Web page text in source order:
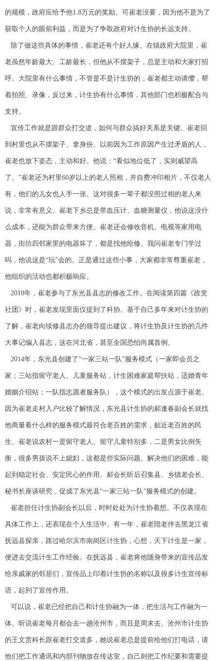
的规模，政府应给予他1.8万元的奖励。可崔老没要，因为他不是为了
获取个人的眼前利益，而是为了争取政府对计生协的长远支持。
除了做这些具体的事情，崔老还有个好人缘。在镇政府大院里，崔
老虽然年龄最大、工龄最长，但他从不摆架子，总是主动和大家打招
呼。大院里有什么事情，不管是不是计生协的，崔老都主动请缨，帮
着拍照、录像，反过来，计生协有什么事情，其他部门也积极配合与
支持。
宣传工作就是跟群众打交道，如何与群众搞好关系是关键。崔老回
到村里也从不摆架子、拿身份。以前因为工作原因产生过矛盾的人，
崔老也放下姿态，主动和好。他说：“看似地位低了，实则威望高
了。”崔老还为村里60岁以上的老人照相，并自费冲印相片，不仅老人
有，他们的儿女也人手一张。这对很多一辈子都没照过相的老人来
说，非常有意义。崔老下乡总是带血压计、血糖测量仪，他说这没什
么成本，还能为群众带来方便。崔老还会修收音机、电视等家用电
器，街坊四邻家里的电器坏了，都是找他给修。我问崔老专门学过
吗，他说这是“玩”会的。正是通过这些小事，大家都非常尊重崔老，
他组织的活动也都积极响应。
2010年，崔老参与了东光县县志的修改工作。在阅读第四篇《政党
社团》时，崔老发现里面仅提到了科协。基于自己多年来对计生协的
了解，崔老向续修县志办的领导提出建议，将计生协及计生协的几件
大事记编入县志，这在河北省，甚至全国恐怕尚属首例。
2014年，东光县创建了“一家三站一队”服务模式（一家即会员之
家；三站指留守老人、儿童服务站，计生困难家庭帮扶站，适婚青年
婚姻介绍站；一队指志愿者服务队），这个模式的出发点源于崔老。
因为崔老走村入户比较了解情况，东光县计生协的郝逢春副会长就找
他商量看什么样的服务模式最符合老百姓的需求，贴近老百姓的民
生。崔老说农村一是留守老人、留守儿童特别多，二是男女比例失
衡，很多男孩说不上媳妇，这都是些实际问题。解决他们的困难，能
起到稳定社会、安定民心的作用。郝会长听后召集县、乡镇老会长、
秘书长座谈研究，促成了东光县“一家三站一队”服务模式的创建。
崔老担任计生协副会长以后，时时处处为计生协着想。不仅表现在
具体工作上，还表现在个人生活中。有一年，崔老陪老伴去黑龙江省
抚远县探亲，路过哈尔滨市南岗区计生协，心想，天下计生是一家，
便进去交流计生工作经验。在抚远县，崔老将他随身带来的宣传品发
给亲戚家的邻居们，宣传品上印着计生协的名称以及很多计生宣传标
语，起到了宣传作用。
可以说，崔老已经把自己和计生协融为一体，把生活与工作融为一
体。听说崔老每月都会去一趟沧州市，而且是周末去。沧州市计生协
的王文赏科长跟崔老打交道多，她说崔老总是提前给他们打电话，请
他们把工作通讯和内部刊物放在传达室，自己则把工作纪要和需要提